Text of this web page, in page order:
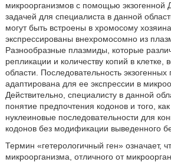
микроорганизмов с помощью экзогенной
задачей для специалиста в данной
могут быть встроены в хромосому
экспрессированы внехромосомно из
Разнообразные плазмиды, которые
репликации и количеству копий в клетке,
области. Последовательность
адаптирована для ее экспрессии в
Действительно, специалисту в данной
понятие предпочтения кодонов и того,
нуклеиновые последовательности для
кодонов без модификации выведенного
Термин «гетерологичный ген» означает,
микроорганизма, отличного от